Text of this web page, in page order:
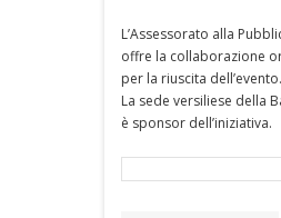
L’Assessorato alla
offre la collaborazione
per la riuscita dell’evento.
La sede versiliese della
è sponsor dell’iniziativa.